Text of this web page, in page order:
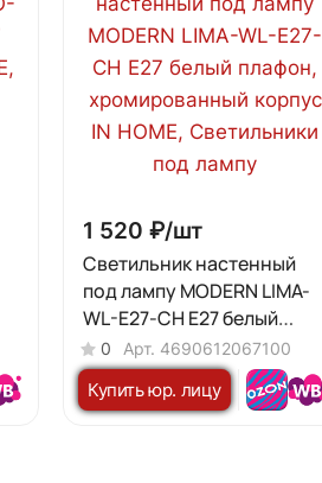
1 520 ₽/шт
Светильник настенный
под лампу MODERN LIMA-
WL-E27-CH Е27 белый
плафон, хромированный
корпус IN HOME
0 Арт. 4690612067100
Купить юр. лицу